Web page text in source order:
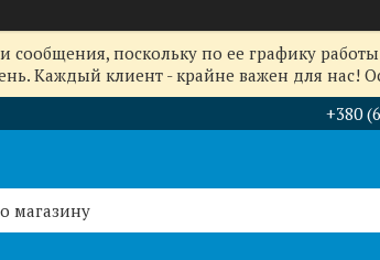
поскольку по ее графику
Каждый клиент - крайне важен для нас!
+380